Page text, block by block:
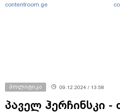
contentroom.ge
პოლიტიკა 09.12.2024 / 13:58
პაველ ჰერჩინსკი